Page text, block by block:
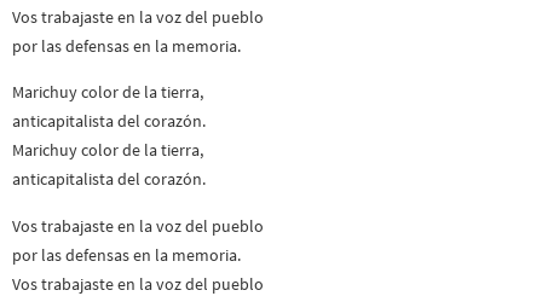
Vos trabajaste en la voz del pueblo
por las defensas en la memoria.
Marichuy color de la tierra,
anticapitalista del corazón.
Marichuy color de la tierra,
anticapitalista del corazón.
Vos trabajaste en la voz del pueblo
por las defensas en la memoria.
Vos trabajaste en la voz del pueblo